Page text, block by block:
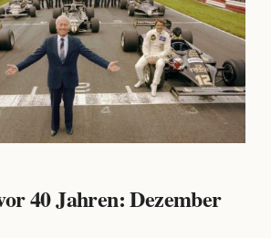
40 Jahren: Dezember